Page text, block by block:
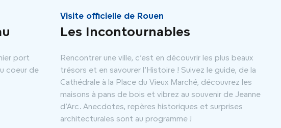
port
coeur de
Visite officielle de Rouen
Les Incontournables
Rencontrer une ville, c’est en découvrir les plus beaux
trésors et en savourer l’Histoire ! Suivez le guide, de la
Cathédrale à la Place du Vieux Marché, découvrez les
maisons à pans de bois et vibrez au souvenir de Jeanne
d’Arc. Anecdotes, repères historiques et surprises
architecturales sont au programme !